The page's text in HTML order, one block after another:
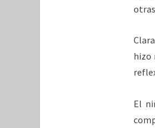
hizo
El